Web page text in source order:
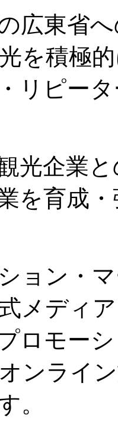
広東省
を積極
リピー
光企業
を育成
ョン・
メディ
ロモー
ンライ
。